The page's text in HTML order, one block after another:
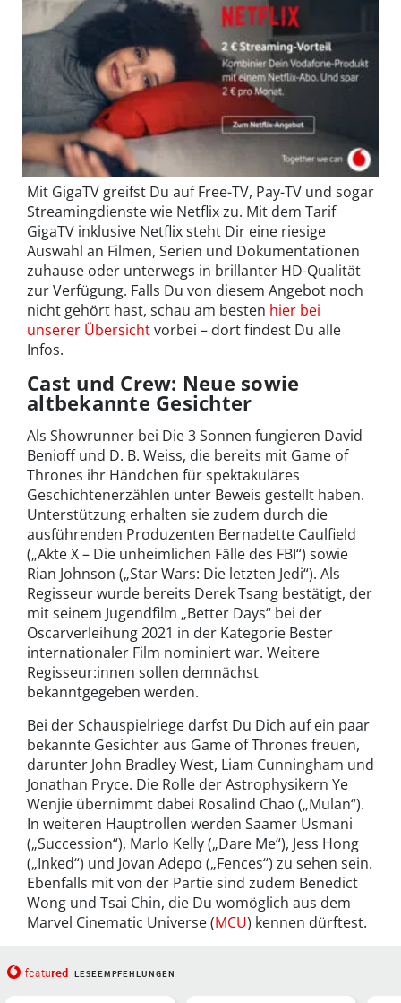
Mit GigaTV greifst Du auf Free-TV, Pay-TV und sogar
Streamingdienste wie Netflix zu. Mit dem Tarif
GigaTV inklusive Netflix steht Dir eine riesige
Auswahl an Filmen, Serien und Dokumentationen
zuhause oder unterwegs in brillanter HD-Qualität
zur Verfügung. Falls Du von diesem Angebot noch
nicht gehört hast, schau am besten hier bei
unserer Übersichtvorbei – dort findest Du alle
Infos.
Cast und Crew: Neue sowie
altbekannte Gesichter
Als Showrunner bei Die 3 Sonnen fungieren David
Benioff und D. B. Weiss, die bereits mit Game of
Thrones ihr Händchen für spektakuläres
Geschichtenerzählen unter Beweis gestellt haben.
Unterstützung erhalten sie zudem durch die
ausführenden Produzenten Bernadette Caulfield
(„Akte X – Die unheimlichen Fälle des FBI“) sowie
Rian Johnson („Star Wars: Die letzten Jedi“). Als
Regisseur wurde bereits Derek Tsang bestätigt, der
mit seinem Jugendfilm „Better Days“ bei der
Oscarverleihung 2021 in der Kategorie Bester
internationaler Film nominiert war. Weitere
Regisseur:innen sollen demnächst
bekanntgegeben werden.
Bei der Schauspielriege darfst Du Dich auf ein paar
bekannte Gesichter aus Game of Thrones freuen,
darunter John Bradley West, Liam Cunningham und
Jonathan Pryce. Die Rolle der Astrophysikern Ye
Wenjie übernimmt dabei Rosalind Chao („Mulan“).
In weiteren Hauptrollen werden Saamer Usmani
(„Succession“), Marlo Kelly („Dare Me“), Jess Hong
(„Inked“) und Jovan Adepo („Fences“) zu sehen sein.
Ebenfalls mit von der Partie sind zudem Benedict
Wong und Tsai Chin, die Du womöglich aus dem
Marvel Cinematic Universe (MCU) kennen dürftest.
featured LESEEMPFEHLUNGEN